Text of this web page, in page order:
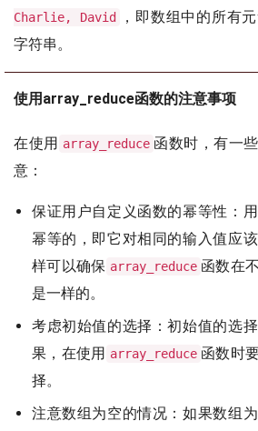
Charlie, David
，即数组中的所有
字符串。
使用array_reduce函数的注意事项
在使用 array_reduce 函数时，有一
意：
保证用户自定义函数的幂等性：
幂等的，即它对相同的输入值应
样可以确保 array_reduce 函数在
是一样的。
考虑初始值的选择：初始值的选
果，在使用 array_reduce 函数时
择。
注意数组为空的情况：如果数组